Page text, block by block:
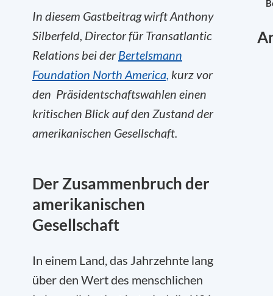
In diesem Gastbeitrag wirft Anthony
Silberfeld, Director für Transatlantic
Relations bei derBertelsmann
Foundation North America, kurz vor
den Präsidentschaftswahlen einen
kritischen Blick auf den Zustand der
amerikanischen Gesellschaft.
Der Zusammenbruch der
amerikanischen
Gesellschaft
In einem Land, das Jahrzehnte lang
über den Wert des menschlichen